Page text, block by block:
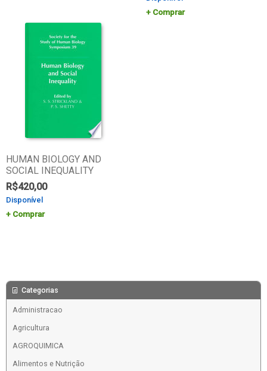
Comprar
HUMAN BIOLOGY AND
SOCIAL INEQUALITY
R$420,00
Disponível
Comprar
Categorias
Administracao
Agricultura
AGROQUIMICA
Alimentos e Nutrição